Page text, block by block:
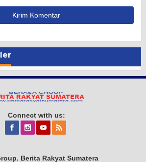
Connect with us:
Berita Rakyat Sumatera